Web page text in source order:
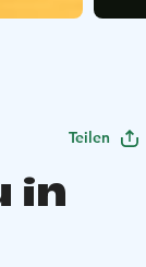
Teilen
in